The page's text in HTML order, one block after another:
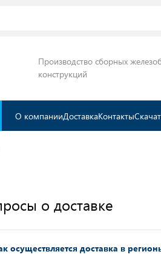
Производство сборных
конструкций
О компанииДоставкаКонтакты
о доставке
осуществляется доставка в